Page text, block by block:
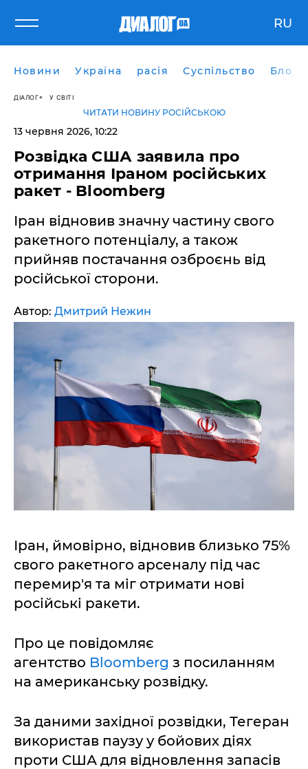
RU
Новини Україна расія Суспільство Блоги
ДІАЛОГ У СВІТІ
ЧИТАТИ НОВИНУ РОСІЙСЬКОЮ
13 червня 2026, 10:22
​Розвідка США заявила про
отримання Іраном російських
ракет - Bloomberg
Іран відновив значну частину свого
ракетного потенціалу, а також
прийняв постачання озброєнь від
російської сторони.
Автор: Дмитрий Нежин
Іран, ймовірно, відновив близько 75%
свого ракетного арсеналу під час
перемир'я та міг отримати нові
російські ракети.
Про це повідомляє
агентство Bloomberg з посиланням
на американську розвідку.
За даними західної розвідки, Тегеран
використав паузу у бойових діях
проти США для відновлення запасів